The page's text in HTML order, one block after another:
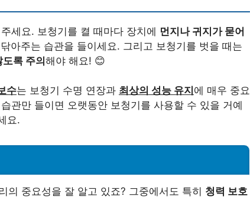
세요. 보청기를 켤 때마다 장치에 먼지나 귀지가 묻어
아주는 습관을 들이세요. 그리고 보청기를 벗을 때는
록 주의해야 해요! 😊
수는 보청기 수명 연장과 최상의 성능 유지 에 매우 중요
관만 들이면 오랫동안 보청기를 사용할 수 있을 거예
요.
의 중요성을 잘 알고 있죠? 그중에서도 특히 청력 보호